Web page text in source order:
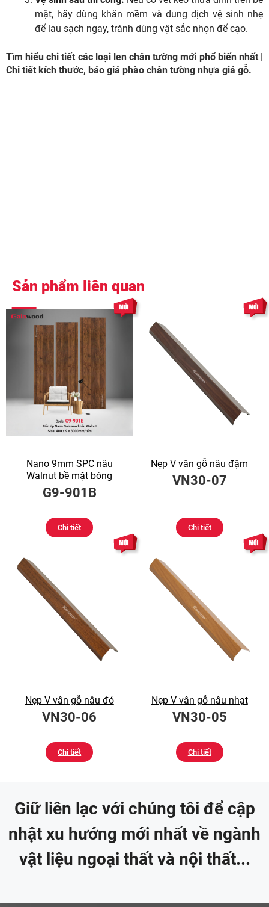
mặt, hãy dùng khăn mềm và dung dịch vệ sinh nhẹ
để lau sạch ngay, tránh dùng vật sắc nhọn để cạo.
Tìm hiểu chi tiết các loại len chân tường mới phổ biến nhất |
Chi tiết kích thước, báo giá phào chân tường nhựa giả gỗ.
Sản phẩm liên quan
Nano 9mm SPC nâu
Walnut bề mặt bóng
G9-901B
Chi tiết
Nẹp V vân gỗ nâu đậm
VN30-07
Chi tiết
Nẹp V vân gỗ nâu đỏ
VN30-06
Chi tiết
Nẹp V vân gỗ nâu nhạt
VN30-05
Chi tiết
Giữ liên lạc với chúng tôi để cập
nhật xu hướng mới nhất về ngành
vật liệu ngoại thất và nội thất...